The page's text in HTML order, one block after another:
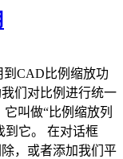
CAD比例缩放功
们对比例进行统一
叫做“比例缩放列
到它。 在对话框
，或者添加我们平